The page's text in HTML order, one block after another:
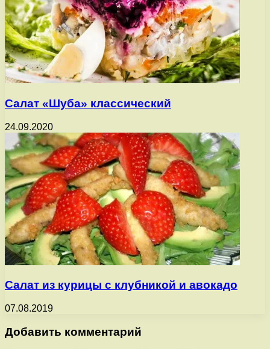
Салат «Шуба» классический
24.09.2020
Салат из курицы с клубникой и авокадо
07.08.2019
Добавить комментарий